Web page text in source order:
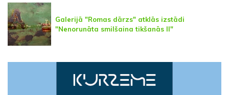
Galerijā "Romas dārzs" atklās izstādi
"Nenorunāta smilšaina tikšanās II"